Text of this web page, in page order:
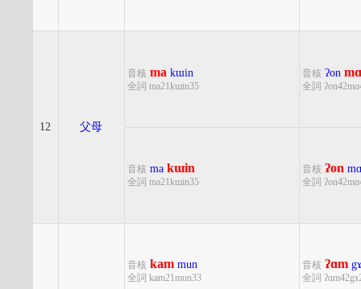
12 父母
音核 ma kɯin
全詞 ma21kɯin35
音核 ʔon mɑ
全詞
音核 ma kɯin
全詞 ma21kɯin35
音核 ʔon mɑ
全詞
音核 kam mun
全詞 kam21mun33
音核 ʔɑm gɤ
全詞